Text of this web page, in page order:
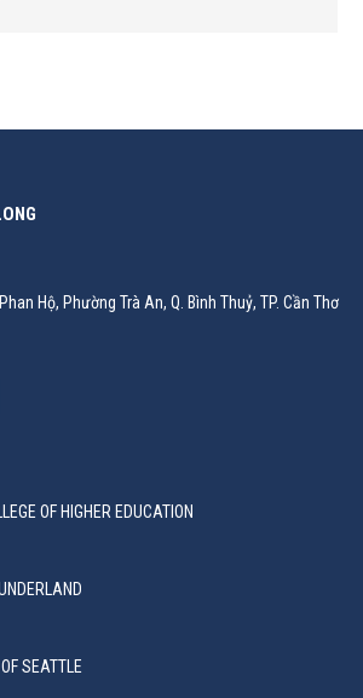
Hộ, Phường Trà An, Q. Bình Thuỷ, TP. Cần Thơ
OF HIGHER EDUCATION
SEATTLE